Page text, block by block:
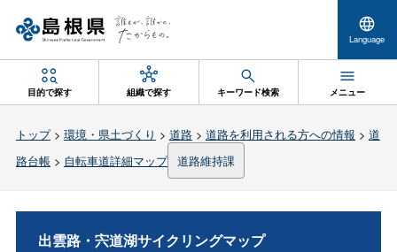
Language
目的で探す 組織で探す キーワード検索 メニュー
トップ> 環境・県土づくり > 道路> 道路を利用される方への情報 > 道
路台帳> 自転車道詳細マップ 道路維持課
出雲路・宍道湖サイクリングマップ